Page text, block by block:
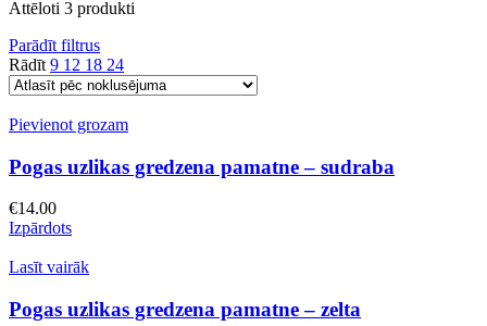
Attēloti 3 produkti
Parādīt filtrus
Rādīt 9 12 18 24
Pievienot grozam
Pogas uzlikas gredzena pamatne – sudraba
€14.00
Izpārdots
Lasīt vairāk
Pogas uzlikas gredzena pamatne – zelta